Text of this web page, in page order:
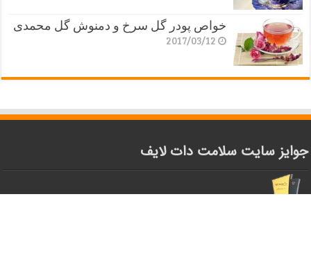
خواص پودر گل سرخ و دمنوش گل محمدی
2017/03/12
جوایز سایت سلامت دات لایف